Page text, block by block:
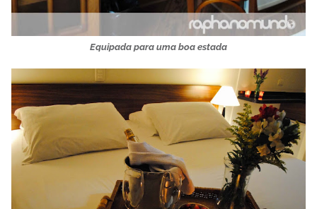
Equipada para uma boa estada